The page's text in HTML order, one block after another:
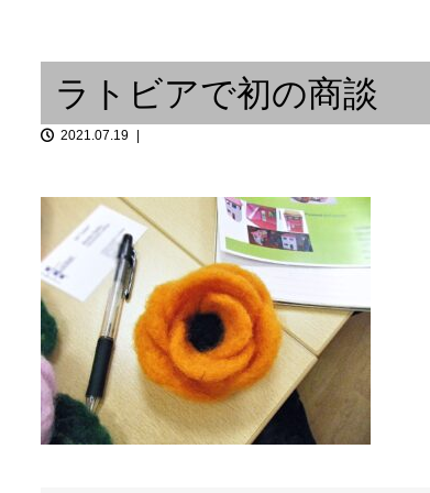
思考回路 ⑤
/ From
SPEAKER STACK おすすめイ
ベント：神戸グ...
Summer of
ラトビアで初の商談
2021.07.19